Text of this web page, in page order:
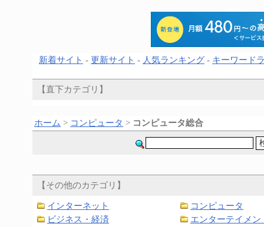
新着サイト - 更新サイト - 人気ランキング - キーワード
【直下カテゴリ】
ホーム > コンピュータ > コンピュータ総合
【その他のカテゴリ】
インターネット
コンピュータ
ビジネス・経済
エンターテイメン